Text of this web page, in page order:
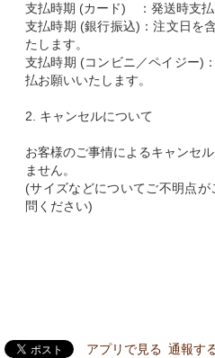
支払時期 (カード) ：発送時支払
支払時期 (銀行振込)：注文日を
たします。
支払時期 (コンビニ／ペイジー)
払お願いいたします。
2. キャンセルについて
お客様のご事情によるキャンセ
ません。
(サイズなどについてご不明点
問ください)
アプリで見る 通報す